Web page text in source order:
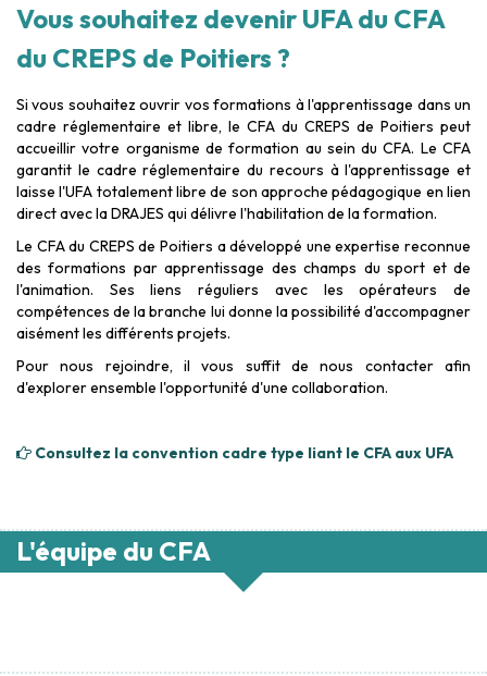
Vous souhaitez devenir UFA du CFA
du CREPS de Poitiers ?
Si vous souhaitez ouvrir vos formations à l'apprentissage dans un
cadre réglementaire et libre, le CFA du CREPS de Poitiers peut
accueillir votre organisme de formation au sein du CFA. Le CFA
garantit le cadre réglementaire du recours à l'apprentissage et
laisse l'UFA totalement libre de son approche pédagogique en lien
direct avec la DRAJES qui délivre l'habilitation de la formation.
Le CFA du CREPS de Poitiers a développé une expertise reconnue
des formations par apprentissage des champs du sport et de
l'animation. Ses liens réguliers avec les opérateurs de
compétences de la branche lui donne la possibilité d'accompagner
aisément les différents projets.
Pour nous rejoindre, il vous suffit de nous contacter afin
d'explorer ensemble l'opportunité d'une collaboration.
Consultez la convention cadre type liant le CFA aux UFA
L'équipe du CFA